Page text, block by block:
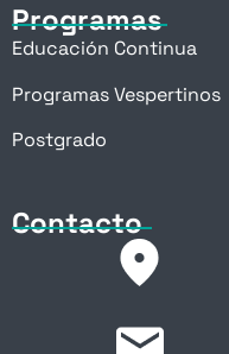
Programas
Educación Continua
Programas Vespertinos
Postgrado
Contacto